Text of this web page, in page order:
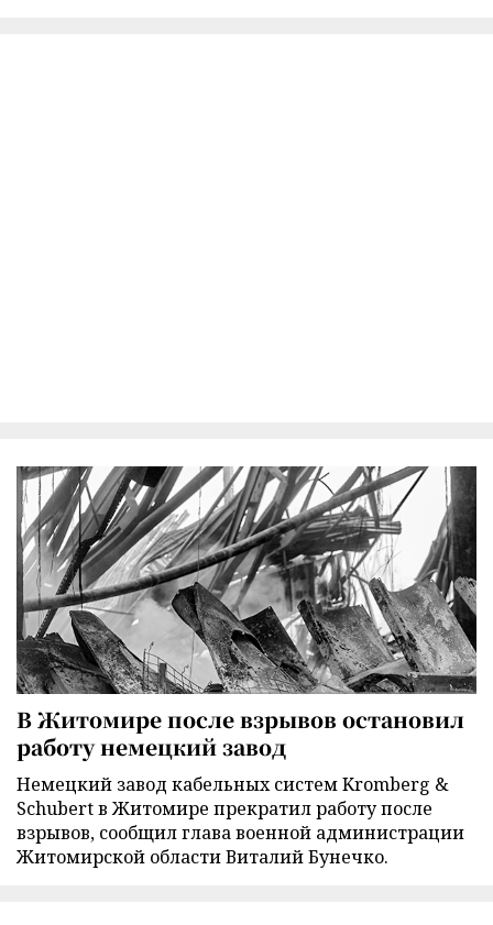
В Житомире после взрывов остановил
работу немецкий завод
Немецкий завод кабельных систем Kromberg &
Schubert в Житомире прекратил работу после
взрывов, сообщил глава военной администрации
Житомирской области Виталий Бунечко.